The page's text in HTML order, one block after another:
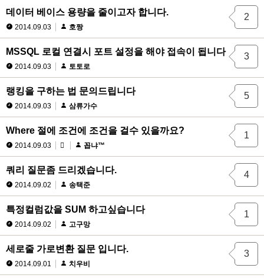
데이터 베이스 용량을 줄이고자 합니다.
2014.09.03 호짱
2
MSSQL 로컬 연결시 포트 설정을 해야 접속이 됩니다
2014.09.03 토토로
3
랭킹을 구하는 법 문의드립니다
2014.09.03 삼류가수
5
Where 절에 조건에 조건을 걸수 있을까요?
2014.09.03 꼽냐™
1
쿼리 질문좀 드리겠습니다.
2014.09.02 송택준
4
특정컬럼값을 SUM 하고싶습니다
2014.09.02 고구망
1
세로줄 가로변환 질문 입니다.
2014.09.01 치우비
3